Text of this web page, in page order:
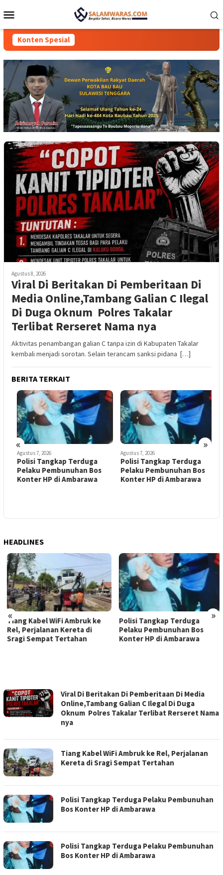
ke
Mobile
Konten Spesial
Agustus 8, 2026
Viral Di Beritakan Di Pemberitaan Di
Media Online,Tambang Galian C Ilegal
Di Duga Oknum Polres Takalar
Terlibat Rerseret Nama nya
Aktivitas penambangan galian C tanpa izin di Kabupaten Takalar
kembali menjadi sorotan. Selain terancam sanksi pidana […]
BERITA TERKAIT
« »
Agustus 7, 2026
Polisi Tangkap Terduga
Pelaku Pembunuhan Bos
Konter HP di Ambarawa
Agustus 7, 2026
Polisi Tangkap Terduga
Pelaku Pembunuhan Bos
Konter HP di Ambarawa
HEADLINES
« »
Tiang Kabel WiFi Ambruk ke
Rel, Perjalanan Kereta di
Sragi Sempat Tertahan
Polisi Tangkap Terduga
Pelaku Pembunuhan Bos
Konter HP di Ambarawa
SALAMWARAS.COMViral Di Beritakan Di Pemberitaan Di Media
Online,Tambang Galian C Ilegal Di Duga
Oknum Polres Takalar Terlibat Rerseret Nama
nya
Tiang Kabel WiFi Ambruk ke Rel, Perjalanan
Kereta di Sragi Sempat Tertahan
Polisi Tangkap Terduga Pelaku Pembunuhan
Bos Konter HP di Ambarawa
Polisi Tangkap Terduga Pelaku Pembunuhan
Bos Konter HP di Ambarawa